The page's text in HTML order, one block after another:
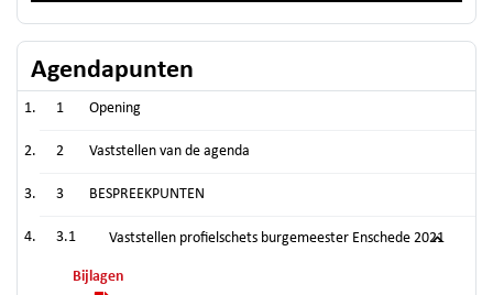
Agendapunten
1 Opening
2 Vaststellen van de agenda
3 BESPREEKPUNTEN
3.1 Vaststellen profielschets burgemeester Enschede 2021
Bijlagen